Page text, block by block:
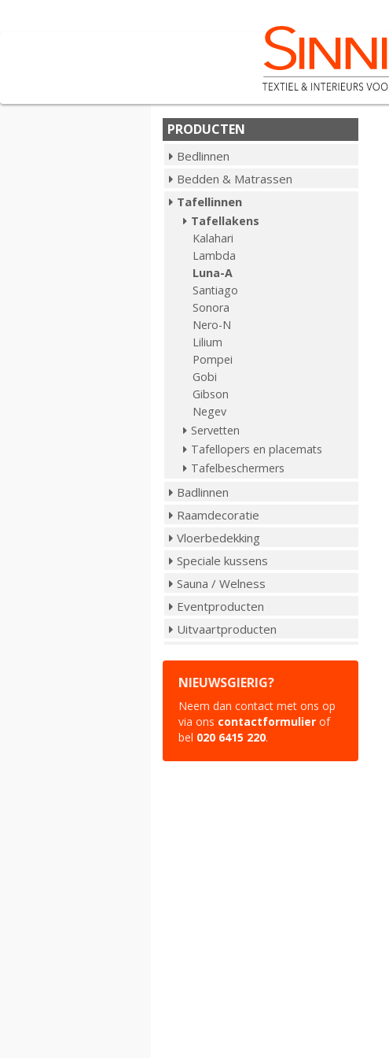
PRODUCTEN
Bedlinnen
Bedden & Matrassen
Tafellinnen
Tafellakens
Kalahari
Lambda
Luna-A
Santiago
Sonora
Nero-N
Lilium
Pompei
Gobi
Gibson
Negev
Servetten
Tafellopers en placemats
Tafelbeschermers
Badlinnen
Raamdecoratie
Vloerbedekking
Speciale kussens
Sauna / Welness
Eventproducten
Uitvaartproducten
NIEUWSGIERIG?
Neem dan contact met ons op
via ons contactformulier of
bel 020 6415 220.